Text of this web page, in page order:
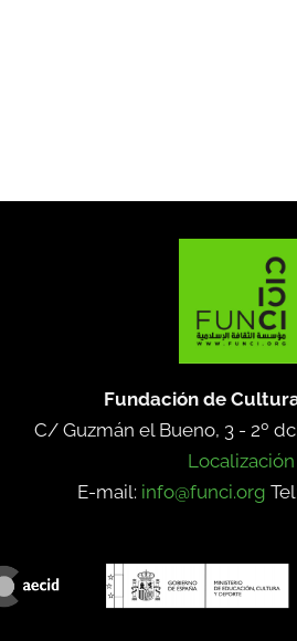
Fundación de
C/ Guzmán el Bueno, 3 - 2º
Localización
E-mail: info@funci.org